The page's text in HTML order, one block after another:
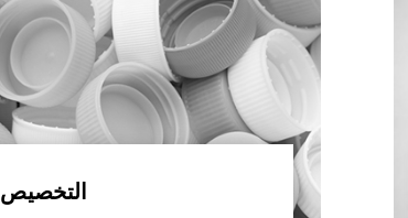
التخصيص